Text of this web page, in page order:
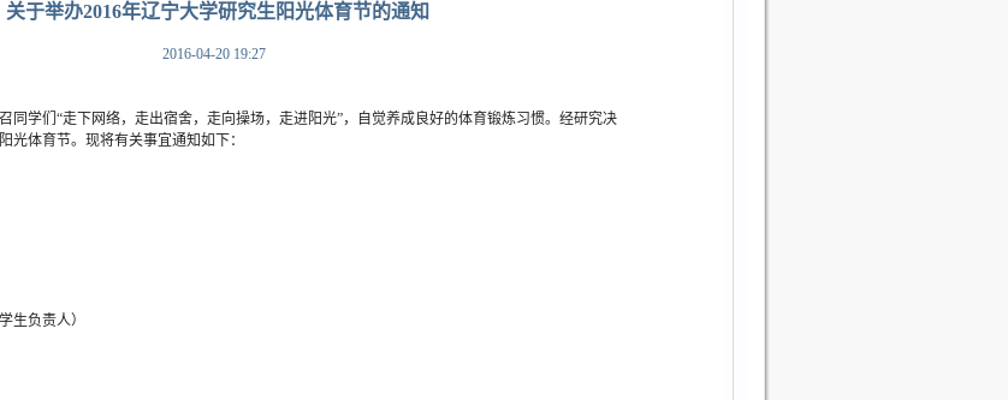
关于举办2016年辽宁大学研究生阳光体育节的通知
2016-04-20 19:27
同学们“走下网络，走出宿舍，走向操场，走进阳光”，自觉养成良好的体育锻炼习惯。经研究决
光体育节。现将有关事宜通知如下：
生负责人）